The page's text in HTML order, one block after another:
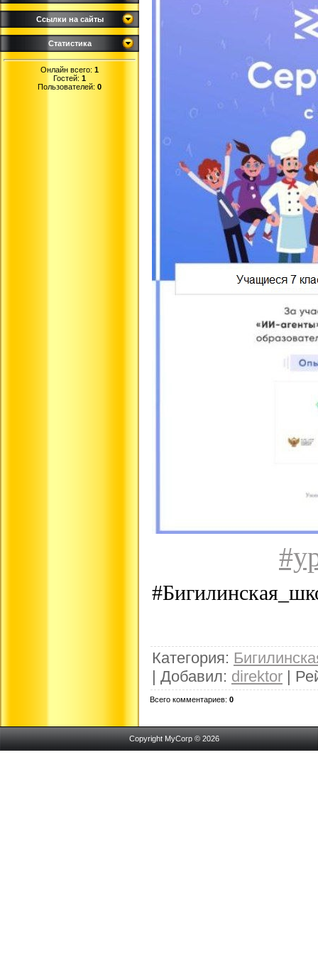
Ссылки на сайты
Статистика
Онлайн всего: 1
Гостей: 1
Пользователей: 0
Категория:
| Добавил: direktor |
Всего комментариев: 0
Copyright MyCorp © 2026